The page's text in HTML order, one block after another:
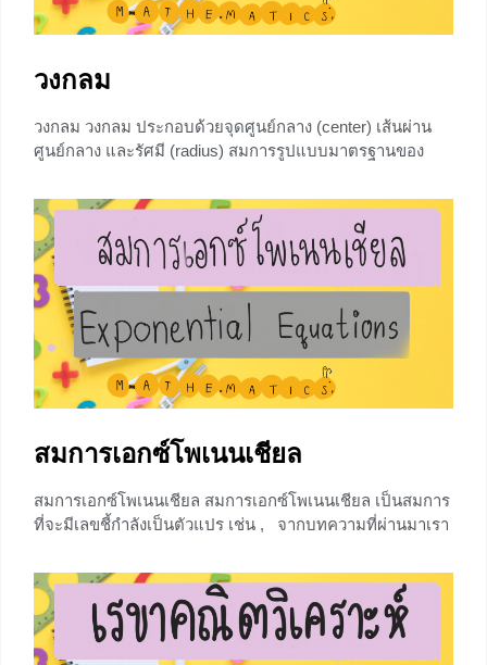
+5
วงกลม
วงกลม วงกลม ประกอบด้วยจุดศูนย์กลาง (center) เส้นผ่าน
ศูนย์กลาง และรัศมี (radius) สมการรูปแบบมาตรฐานของ
(h, k) คือ (x-h)² + (y-k)² = r² จากสมการ จะได้ว่า มี
จุดศูนย์กลางที่ (h, k) และรัศมี r จะเห็นว่าถ้าเรารู้สมการ
มาตรฐานเราจะรู้รัศมี
+2
สมการเอกซ์โพเนนเชียล
สมการเอกซ์โพเนนเชียล สมการเอกซ์โพเนนเชียล เป็นสมการ
ที่จะมีเลขชี้กำลังเป็นตัวแปร เช่น , จากบทความที่ผ่านมาเรา
จะได้เรียนรู้เกี่ยวกับการแก้สมการเอกซ์โพเนนเชียลซึ่งมีหลาย
วิธี ซึ่งเรื่องสมการเอกซ์โพเนนเชียลนี้มักจะออกสอบบ่อยเรียก
ได้ว่าทุกปีเลย ดังนั้นวันนี้เราเลยยจะมาสอนน้องๆแก้สมการ
และให้เทคนิคการแก้สมการเอกซ์โพเนนเชียล สำหรับใครที่ยัง